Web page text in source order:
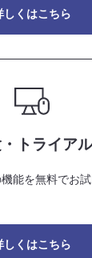
しくはこちら
トライアル
能を無料でお
しくはこちら